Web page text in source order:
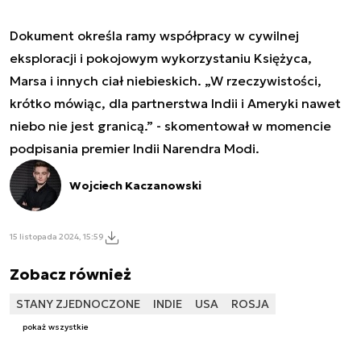
Dokument określa ramy współpracy w cywilnej
eksploracji i pokojowym wykorzystaniu Księżyca,
Marsa i innych ciał niebieskich. „W rzeczywistości,
krótko mówiąc, dla partnerstwa Indii i Ameryki nawet
niebo nie jest granicą.” - skomentował w momencie
podpisania premier Indii Narendra Modi.
Wojciech Kaczanowski
15 listopada 2024, 15:59
Zobacz również
STANY ZJEDNOCZONE INDIE USA ROSJA
pokaż wszystkie